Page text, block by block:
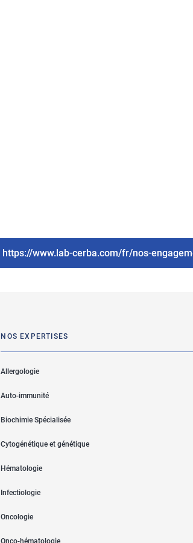
https://www.lab-cerba.com/fr/nos-
NOS EXPERTISES
Allergologie
Auto-immunité
Biochimie Spécialisée
Cytogénétique et génétique
Hématologie
Infectiologie
Oncologie